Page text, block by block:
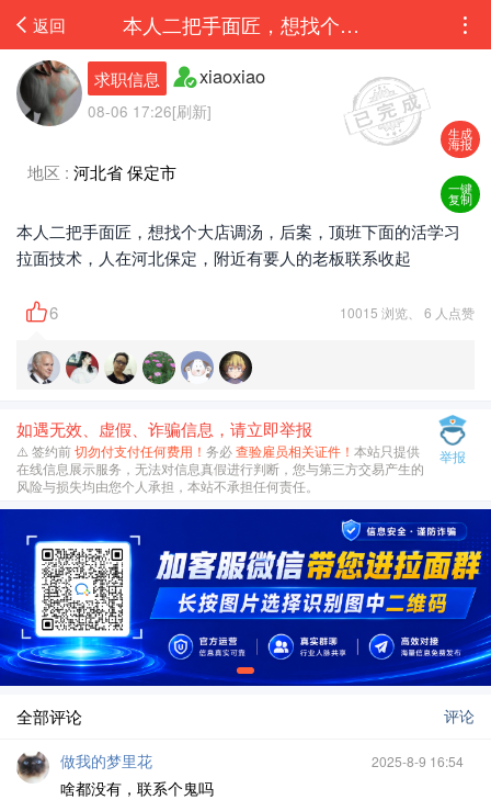
生成
海报
一键
复制
返回 本人二把手面匠，想找个大店调汤，后案，顶班下面的活学习拉面技术，人在河北保定，附...
求职信息 xiaoxiao
08-06 17:26[刷新]
地区 : 河北省 保定市
本人二把手面匠，想找个大店调汤，后案，顶班下面的活学习
拉面技术，人在河北保定，附近有要人的老板联系收起
6 10015 浏览、 6 人点赞
如遇无效、虚假、诈骗信息，请立即举报
⚠️ 签约前切勿付支付任何费用！ 务必查验雇员相关证件！ 本站只提供
在线信息展示服务，无法对信息真假进行判断，您与第三方交易产生的
风险与损失均由您个人承担，本站不承担任何责任。
举报
全部评论 评论
做我的梦里花 2025-8-9 16:54
啥都没有，联系个鬼吗